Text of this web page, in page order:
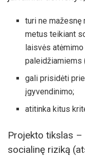
turi ne
metus teikiant
laisvės
paleidžiamiems
gali prisidėti
įgyvendinimo;
atitinka kitus
Projekto tikslas
socialinę riziką